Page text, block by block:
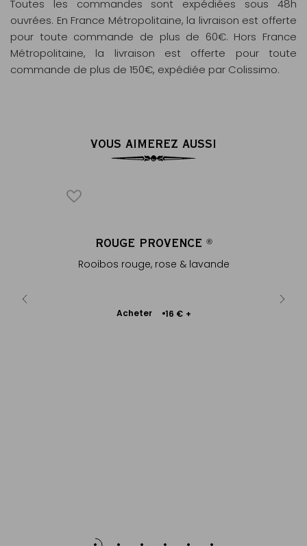
Toutes les commandes sont expédiées sous 48h
ouvrées. En France Métropolitaine, la livraison est offerte
pour toute commande de plus de 60€. Hors France
Métropolitaine, la livraison est offerte pour toute
commande de plus de 150€, expédiée par Colissimo.
VOUS AIMEREZ AUSSI
ROUGE PROVENCE ®
Rooibos rouge, rose & lavande
Acheter 16 € +
Ajouter